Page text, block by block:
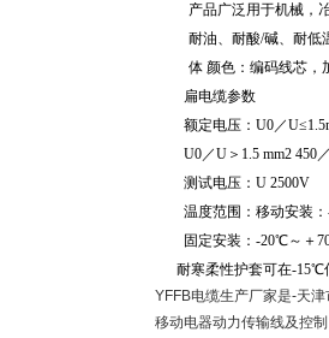
产品广泛用于机械，
耐油、耐酸/碱、耐低
体 颜色：编码线芯，
扁电缆参数
额定电压： U0／
U0／U ＞ 1.5 mm2 450
测试电压： U 2500V
温度范围：移动安装：
固定安装： -20℃～＋
耐寒柔性护套可在-15℃
YFFB电缆生产厂家是-天
移动电器动力传输线及控